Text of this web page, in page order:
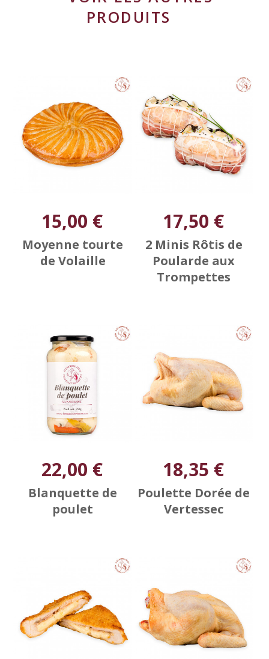
PRODUITS
15,00 €
Moyenne tourte
de Volaille
17,50 €
2 Minis Rôtis de
Poularde aux
Trompettes
22,00 €
Blanquette de
poulet
18,35 €
Poulette Dorée de
Vertessec